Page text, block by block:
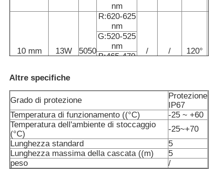
Barra luminosa per sauna
Striscia LED ad alta efficienza
Apparecchi di illuminazione a LED
Flessibili lampadine a LED
nm
10 mm 13W 5050
R:620-625
nm
/ / 120°
G:520-525
nm
B:465-470
Altre specifiche
Grado di protezione
Protezione
IP67
Temperatura di funzionamento ((°C)
-25 ~ +60
Temperatura dell'ambiente di stoccaggio
(°C)
-25~+70
Lunghezza standard
5
Lunghezza massima della cascata ((m)
5
peso
/